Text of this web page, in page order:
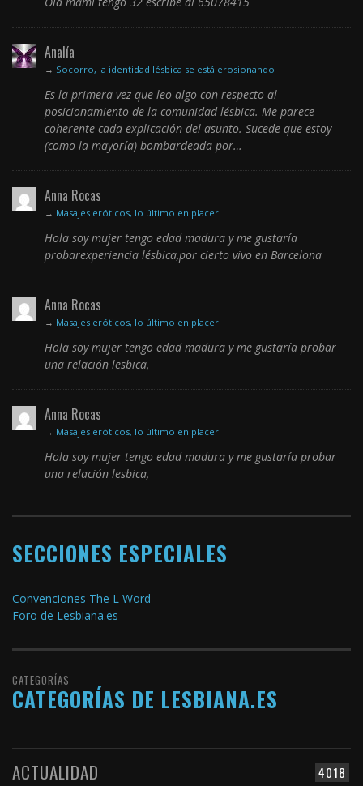
Analía
→ Socorro, la identidad lésbica se está erosionando
Es la primera vez que leo algo con respecto al
posicionamiento de la comunidad lésbica. Me parece
coherente cada explicación del asunto. Sucede que estoy
(como la mayoría) bombardeada por…
Anna Rocas
→ Masajes eróticos, lo último en placer
Hola soy mujer tengo edad madura y me gustaría
probarexperiencia lésbica,por cierto vivo en Barcelona
Anna Rocas
→ Masajes eróticos, lo último en placer
Hola soy mujer tengo edad madura y me gustaría probar
una relación lesbica,
Anna Rocas
→ Masajes eróticos, lo último en placer
Hola soy mujer tengo edad madura y me gustaría probar
una relación lesbica,
SECCIONES ESPECIALES
Convenciones The L Word
Foro de Lesbiana.es
CATEGORÍAS
CATEGORÍAS DE LESBIANA.ES
4018
ACTUALIDAD